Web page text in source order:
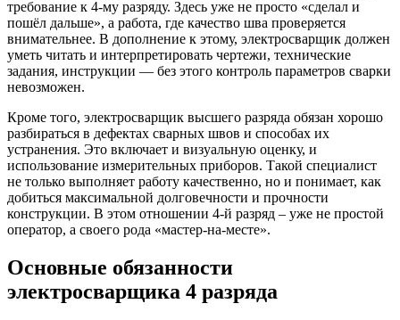
требование к 4-му разряду. Здесь уже не просто «сделал и
пошёл дальше», а работа, где качество шва проверяется
внимательнее. В дополнение к этому, электросварщик должен
уметь читать и интерпретировать чертежи, технические
задания, инструкции — без этого контроль параметров сварки
невозможен.
Кроме того, электросварщик высшего разряда обязан хорошо
разбираться в дефектах сварных швов и способах их
устранения. Это включает и визуальную оценку, и
использование измерительных приборов. Такой специалист
не только выполняет работу качественно, но и понимает, как
добиться максимальной долговечности и прочности
конструкции. В этом отношении 4-й разряд – уже не простой
оператор, а своего рода «мастер-на-месте».
Основные обязанности
электросварщика 4 разряда